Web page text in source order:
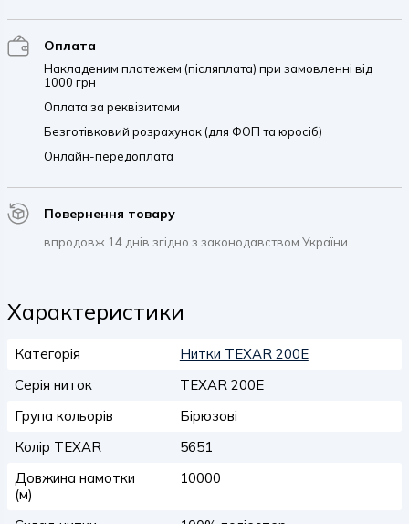
Оплата
Накладеним платежем (післяплата) при замовленні від
1000 грн
Оплата за реквізитами
Безготівковий розрахунок (для ФОП та юросіб)
Онлайн-передоплата
Повернення товару
впродовж 14 днів згідно з законодавством України
Характеристики
Категорія
Нитки TEXAR 200E
Серія ниток
TEXAR 200E
Група кольорів
Бірюзові
Колір TEXAR
5651
Довжина намотки
(м)
10000